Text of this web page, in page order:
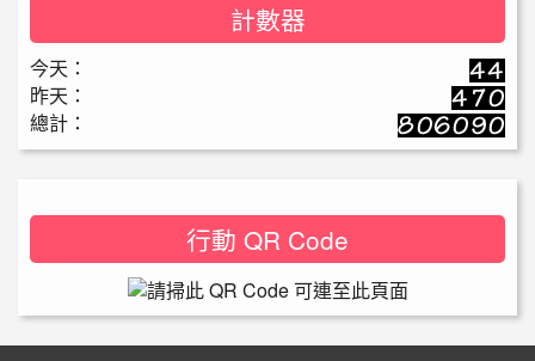
計數器
今天：
昨天：
總計：
行動 QR Code